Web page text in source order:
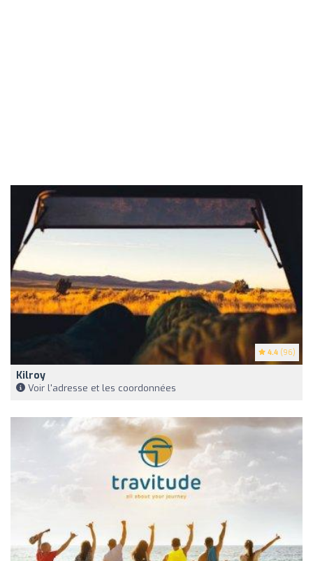
4.4 (96)
Kilroy
Voir l'adresse et les coordonnées